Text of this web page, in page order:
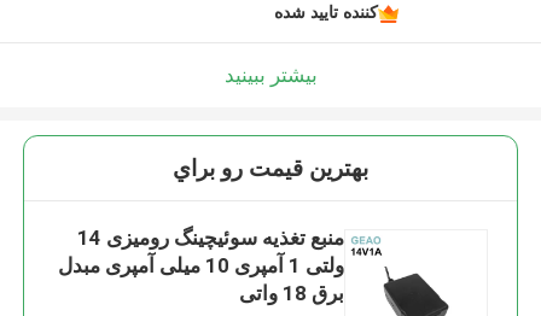
کننده تایید شده
بیشتر ببینید
بهترين قيمت رو براي
منبع تغذیه سوئیچینگ رومیزی 14
ولتی 1 آمپری 10 میلی آمپری مبدل
برق 18 واتی